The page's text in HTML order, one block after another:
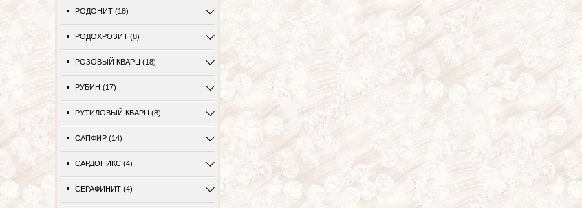
РОДОНИТ (18)
РОДОХРОЗИТ (8)
РОЗОВЫЙ КВАРЦ (18)
РУБИН (17)
РУТИЛОВЫЙ КВАРЦ (8)
САПФИР (14)
САРДОНИКС (4)
СЕРАФИНИТ (4)